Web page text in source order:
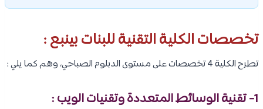
تخصصات الكلية التقنية للبنات بينبع :
تطرح الكلية 4 تخصصات على مستوى الدبلوم الصباحي، وهم كما يلي :
1- تقنية الوسائط المتعددة وتقنيات الويب :